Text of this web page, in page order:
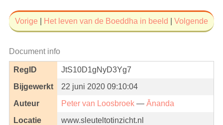
Vorige Het leven van de Boeddha in beeld Volgende
Document info
RegID
JtS10D1gNyD3Yg7
Bijgewerkt
22 juni 2020 09:10:04
Auteur
Peter van Loosbroek— Ānanda
Locatie
www.sleuteltotinzicht.nl